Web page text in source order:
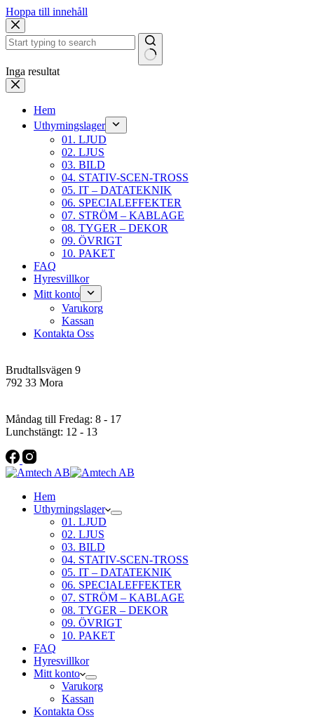
Hoppa till innehåll
Inga resultat
Hem
Uthyrningslager
01. LJUD
02. LJUS
03. BILD
04. STATIV-SCEN-TROSS
05. IT – DATATEKNIK
06. SPECIALEFFEKTER
07. STRÖM – KABLAGE
08. TYGER – DEKOR
09. ÖVRIGT
10. PAKET
FAQ
Hyresvillkor
Mitt konto
Varukorg
Kassan
Kontakta Oss
Brudtallsvägen 9
792 33 Mora
Måndag till Fredag: 8 - 17
Lunchstängt: 12 - 13
Hem
Uthyrningslager
01. LJUD
02. LJUS
03. BILD
04. STATIV-SCEN-TROSS
05. IT – DATATEKNIK
06. SPECIALEFFEKTER
07. STRÖM – KABLAGE
08. TYGER – DEKOR
09. ÖVRIGT
10. PAKET
FAQ
Hyresvillkor
Mitt konto
Varukorg
Kassan
Kontakta Oss